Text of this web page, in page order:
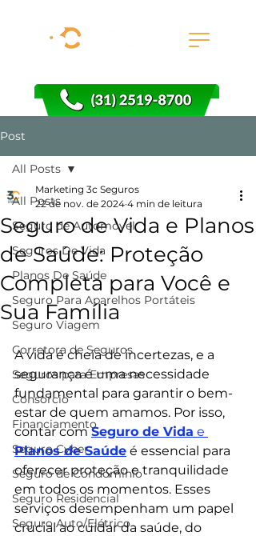
Post
All Posts
Seguro de Automóvel
Seguros De Vida
Planos De Saúde
Seguro Para Aparelhos Portáteis
Seguro Viagem
Corretora de Seguros
Seguros para Empresas
Consorcio
Financiamento
Seguro Cyber
Seguro de Condomínio
Seguro Residencial
Seguro Auto/Elétrico
All Posts
Seguro de Vida e Planos
de Saúde: Proteção
Completa para Você e
Sua Família
Marketing 3c Seguros
22 de nov. de 2024 4 min de leitura
A vida é cheia de incertezas, e a
segurança é uma necessidade
fundamental para garantir o bem-
estar de quem amamos. Por isso,
contar com Seguro de Vida e
Planos de Saúde é essencial para
oferecer proteção e tranquilidade
em todos os momentos. Esses
serviços desempenham um papel
crucial ao cuidar da saúde, do